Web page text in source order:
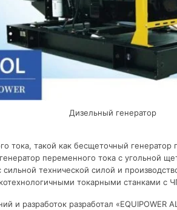
Дизельный генератор
тока, такой как бесщеточный
генератор переменного тока с угольной
сильной технической силой и
токарными станками с
и разработок разработал «EQUIPOWER